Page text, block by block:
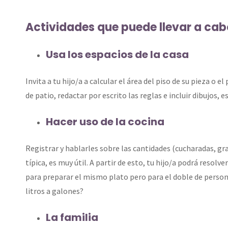
Actividades que puede llevar a
Usa los espacios de la casa
Invita a tu hijo/a a calcular el área del piso de su pieza o
de patio, redactar por escrito las reglas e incluir dibujos,
Hacer uso de la cocina
Registrar y hablarles sobre las cantidades (cucharadas,
típica, es muy útil. A partir de esto, tu hijo/a podrá
para preparar el mismo plato pero para el doble de
litros a galones?
La familia